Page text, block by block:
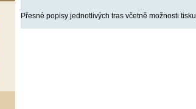
Přesné popisy jednotlivých tras včetně možnosti tisku